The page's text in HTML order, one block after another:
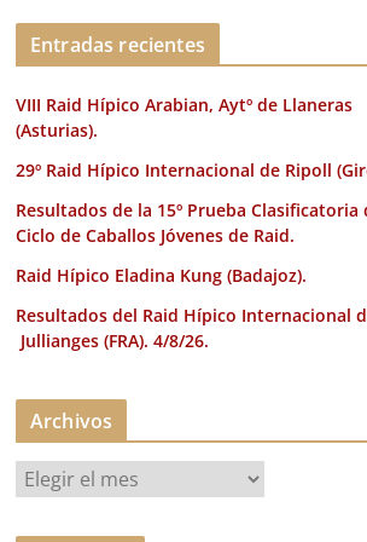
Entradas recientes
VIII Raid Hípico Arabian, Aytº de Llaneras
(Asturias).
29º Raid Hípico Internacional de Ripoll
Resultados de la 15º Prueba Clasificatoria
Ciclo de Caballos Jóvenes de Raid.
Raid Hípico Eladina Kung (Badajoz).
Resultados del Raid Hípico Internacional
Jullianges (FRA). 4/8/26.
Archivos
r
c